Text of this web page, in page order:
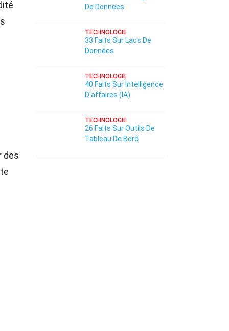
des
De Données
TECHNOLOGIE
33 Faits Sur Lacs De
Données
TECHNOLOGIE
40 Faits Sur Intelligence
D'affaires (IA)
TECHNOLOGIE
26 Faits Sur Outils De
Tableau De Bord